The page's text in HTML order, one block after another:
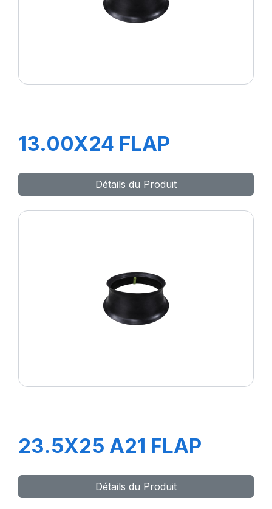
13.00X24 FLAP
Détails du Produit
23.5X25 A21 FLAP
Détails du Produit